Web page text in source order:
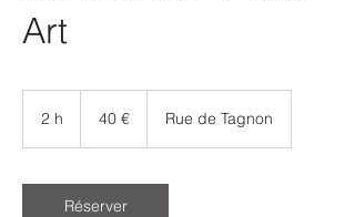
Art
2 h 40 € Rue de Tagnon
Réserver